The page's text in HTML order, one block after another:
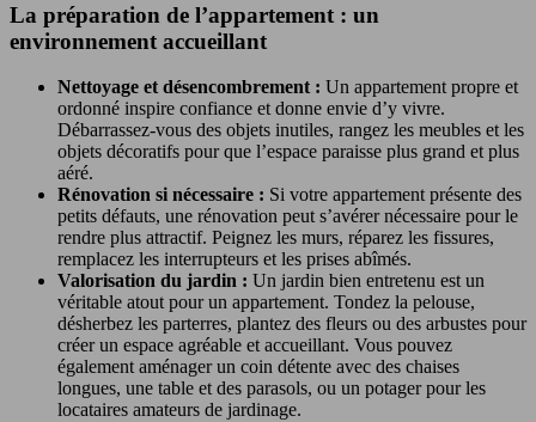
La préparation de l’appartement : un
environnement accueillant
Nettoyage et désencombrement : Un appartement propre et
ordonné inspire confiance et donne envie d’y vivre.
Débarrassez-vous des objets inutiles, rangez les meubles et les
objets décoratifs pour que l’espace paraisse plus grand et plus
aéré.
Rénovation si nécessaire : Si votre appartement présente des
petits défauts, une rénovation peut s’avérer nécessaire pour le
rendre plus attractif. Peignez les murs, réparez les fissures,
remplacez les interrupteurs et les prises abîmés.
Valorisation du jardin : Un jardin bien entretenu est un
véritable atout pour un appartement. Tondez la pelouse,
désherbez les parterres, plantez des fleurs ou des arbustes pour
créer un espace agréable et accueillant. Vous pouvez
également aménager un coin détente avec des chaises
longues, une table et des parasols, ou un potager pour les
locataires amateurs de jardinage.